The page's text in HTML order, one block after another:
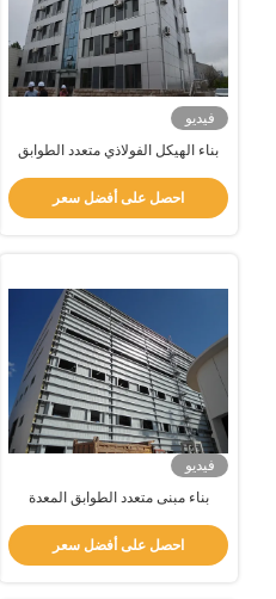
فيديو
بناء الهيكل الفولاذي متعدد الطوابق
احصل على أفضل سعر
فيديو
بناء مبنى متعدد الطوابق المعدة
احصل على أفضل سعر